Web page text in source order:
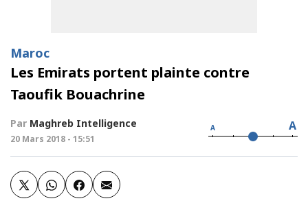
Maroc
Les Emirats portent plainte contre
Taoufik Bouachrine
Par Maghreb Intelligence
20 Mars 2018 - 15:51
A A